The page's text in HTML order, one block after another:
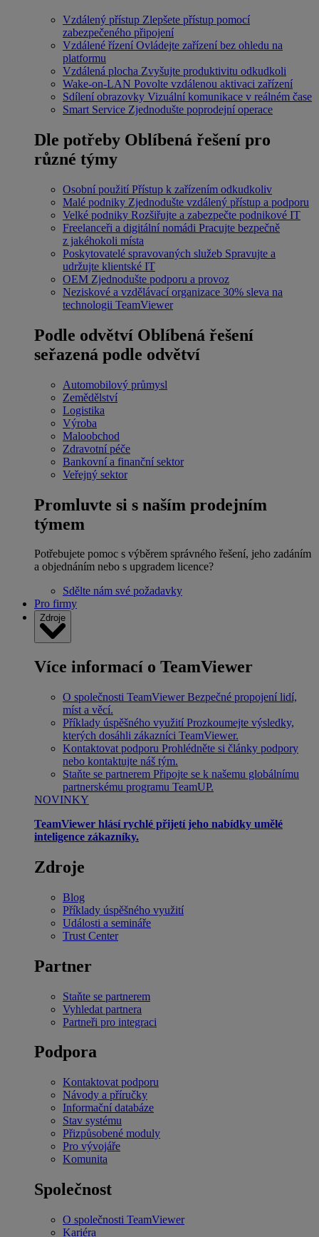
Vzdálený přístup Zlepšete přístup pomocí
zabezpečeného připojení
Vzdálené řízení Ovládejte zařízení bez ohledu na
platformu
Vzdálená plocha Zvyšujte produktivitu odkudkoli
Wake-on-LAN Povolte vzdálenou aktivaci zařízení
Sdílení obrazovky Vizuální komunikace v reálném čase
Smart Service Zjednodušte poprodejní operace
Dle potřeby Oblíbená řešení pro
různé týmy
Osobní použití Přístup k zařízením odkudkoliv
Malé podniky Zjednodušte vzdálený přístup a podporu
Velké podniky Rozšiřujte a zabezpečte podnikové IT
Freelanceři a digitální nomádi Pracujte bezpečně
z jakéhokoli místa
Poskytovatelé spravovaných služeb Spravujte a
udržujte klientské IT
OEM Zjednodušte podporu a provoz
Neziskové a vzdělávací organizace 30% sleva na
technologii TeamViewer
Podle odvětví Oblíbená řešení
seřazená podle odvětví
Automobilový průmysl
Zemědělství
Logistika
Výroba
Maloobchod
Zdravotní péče
Bankovní a finanční sektor
Veřejný sektor
Promluvte si s naším prodejním
týmem
Potřebujete pomoc s výběrem správného řešení, jeho zadáním
a objednáním nebo s upgradem licence?
Sdělte nám své požadavky
Pro firmy
Zdroje
Více informací o TeamViewer
O společnosti TeamViewer Bezpečné propojení lidí,
míst a věcí.
Příklady úspěšného využití Prozkoumejte výsledky,
kterých dosáhli zákazníci TeamViewer.
Kontaktovat podporu Prohlédněte si články podpory
nebo kontaktujte náš tým.
Staňte se partnerem Připojte se k našemu globálnímu
partnerskému programu TeamUP.
NOVINKY
TeamViewer hlásí rychlé přijetí jeho nabídky umělé
inteligence zákazníky.
Zdroje
Blog
Příklady úspěšného využití
Události a semináře
Trust Center
Partner
Staňte se partnerem
Vyhledat partnera
Partneři pro integraci
Podpora
Kontaktovat podporu
Návody a příručky
Informační databáze
Stav systému
Přizpůsobené moduly
Pro vývojáře
Komunita
Společnost
O společnosti TeamViewer
Kariéra